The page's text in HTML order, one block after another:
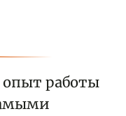
работы